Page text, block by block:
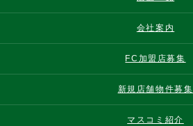
会社案内
FC加盟店募集
新規店舗物件募集
マスコミ紹介